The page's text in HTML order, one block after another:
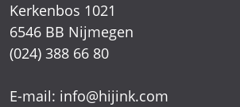
Kerkenbos 1021
6546 BB Nijmegen
(024) 388 66 80
E-mail: info@hijink.com